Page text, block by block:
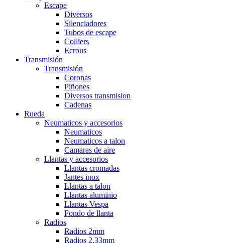
Escape
Diversos
Silenciadores
Tubos de escape
Colliers
Ecrous
Transmisión
Transmisión
Coronas
Piñones
Diversos transmision
Cadenas
Rueda
Neumaticos y accesorios
Neumaticos
Neumaticos a talon
Camaras de aire
Llantas y accesorios
Llantas cromadas
Jantes inox
Llantas a talon
Llantas aluminio
Llantas Vespa
Fondo de llanta
Radios
Radios 2mm
Radios 2,33mm